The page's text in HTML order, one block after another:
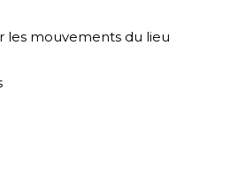
les mouvements du lieu